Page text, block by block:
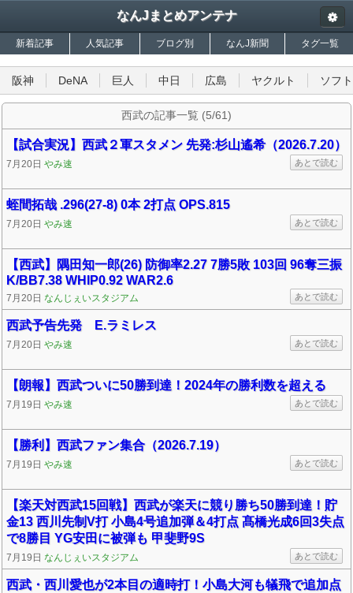
なんJまとめアンテナ
新着記事 人気記事 ブログ別 なんJ新聞 タグ一覧
阪神 DeNA 巨人 中日 広島 ヤクルト ソフ
西武の記事一覧 (5/61)
【試合実況】西武２軍スタメン 先発:杉山遙希（2026.7.20）
7月20日 やみ速 あとで読む
蛭間拓哉 .296(27-8) 0本 2打点 OPS.815
7月20日 やみ速 あとで読む
【西武】隅田知一郎(26) 防御率2.27 7勝5敗 103回 96奪三振
K/BB7.38 WHIP0.92 WAR2.6
7月20日 なんじぇいスタジアム あとで読む
西武予告先発 E.ラミレス
7月20日 やみ速 あとで読む
【朗報】西武ついに50勝到達！2024年の勝利数を超える
7月19日 やみ速 あとで読む
【勝利】西武ファン集合（2026.7.19）
7月19日 やみ速 あとで読む
【楽天対西武15回戦】西武が楽天に競り勝ち50勝到達！貯
金13 西川先制V打 小島4号追加弾＆4打点 髙橋光成6回3失点
で8勝目 YG安田に被弾も 甲斐野9S
7月19日 なんじぇいスタジアム あとで読む
西武・西川愛也が2本目の適時打！小島大河も犠飛で追加点